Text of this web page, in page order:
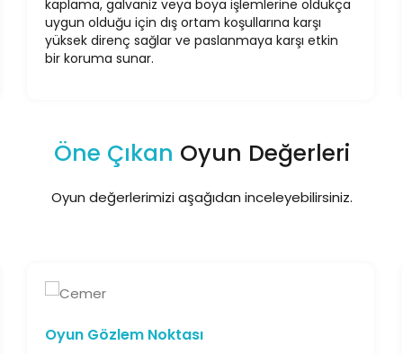
kaplama, galvaniz veya boya işlemlerine oldukça
uygun olduğu için dış ortam koşullarına karşı
yüksek direnç sağlar ve paslanmaya karşı etkin
bir koruma sunar.
Öne Çıkan Oyun Değerleri
Oyun değerlerimizi aşağıdan inceleyebilirsiniz.
Oyun Gözlem Noktası